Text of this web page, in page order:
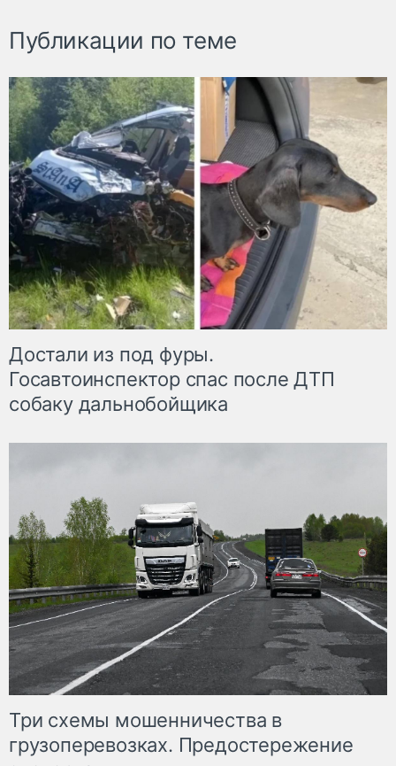
Публикации по теме
Достали из под фуры.
Госавтоинспектор спас после ДТП
собаку дальнобойщика
Три схемы мошенничества в
грузоперевозках. Предостережение